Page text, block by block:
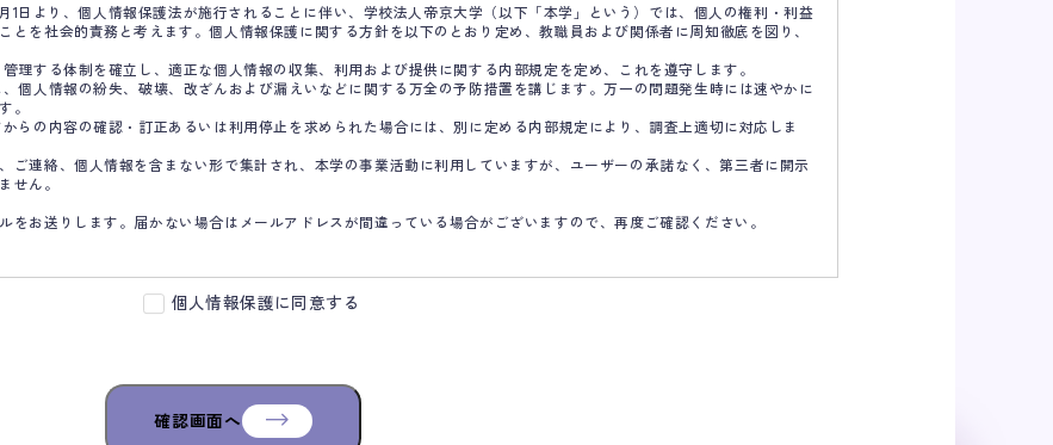
日より、個人情報保護法が施行されることに伴い、学校法人帝京大学（以下「本学」という）では、個人の権利・利益
とを社会的責務と考えます。個人情報保護に関する方針を以下のとおり定め、教職員および関係者に周知徹底を図り、
理する体制を確立し、適正な個人情報の収集、利用および提供に関する内部規定を定め、これを遵守します。
個人情報の紛失、破壊、改ざんおよび漏えいなどに関する万全の予防措置を講じます。万一の問題発生時には速やかに
。
らの内容の確認・訂正あるいは利用停止を求められた場合には、別に定める内部規定により、調査上適切に対応しま
連絡、個人情報を含まない形で集計され、本学の事業活動に利用していますが、ユーザーの承諾なく、第三者に開示
せん。
お送りします。届かない場合はメールアドレスが間違っている場合がございますので、再度ご確認ください。
個人情報保護に同意する
確認画面へ